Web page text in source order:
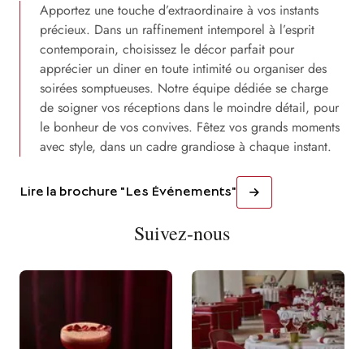
Apportez une touche d’extraordinaire à vos instants
précieux. Dans un raffinement intemporel à l’esprit
contemporain, choisissez le décor parfait pour
apprécier un diner en toute intimité ou organiser des
soirées somptueuses. Notre équipe dédiée se charge
de soigner vos réceptions dans le moindre détail, pour
le bonheur de vos convives. Fêtez vos grands moments
avec style, dans un cadre grandiose à chaque instant.
Lire la brochure "Les Événements"
Suivez-nous